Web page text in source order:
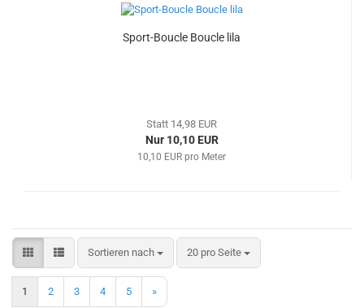
Sport-Boucle Boucle lila
Statt 14,98 EUR
Nur 10,10 EUR
10,10 EUR pro Meter
Sortieren nach
Sortieren nach 20 pro Seite
pro Seite
1 2 3 4 5 »